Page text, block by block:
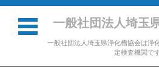
一般社団法人埼玉
一般社団法人埼玉県浄化槽協会は浄
定検査機関で